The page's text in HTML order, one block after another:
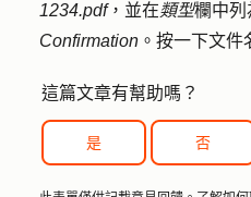
1234.pdf，並在類型欄中列
Confirmation 。按一下文件
這篇文章有幫助嗎？
是 否